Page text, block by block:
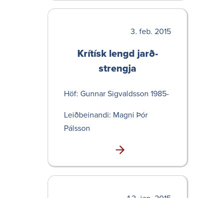
feb. 2015
Krítísk lengd jarð­
strengja
Höf: Gunnar Sigvaldsson 1985-
Leið­bein­andi: Magni Þór
Pálsson